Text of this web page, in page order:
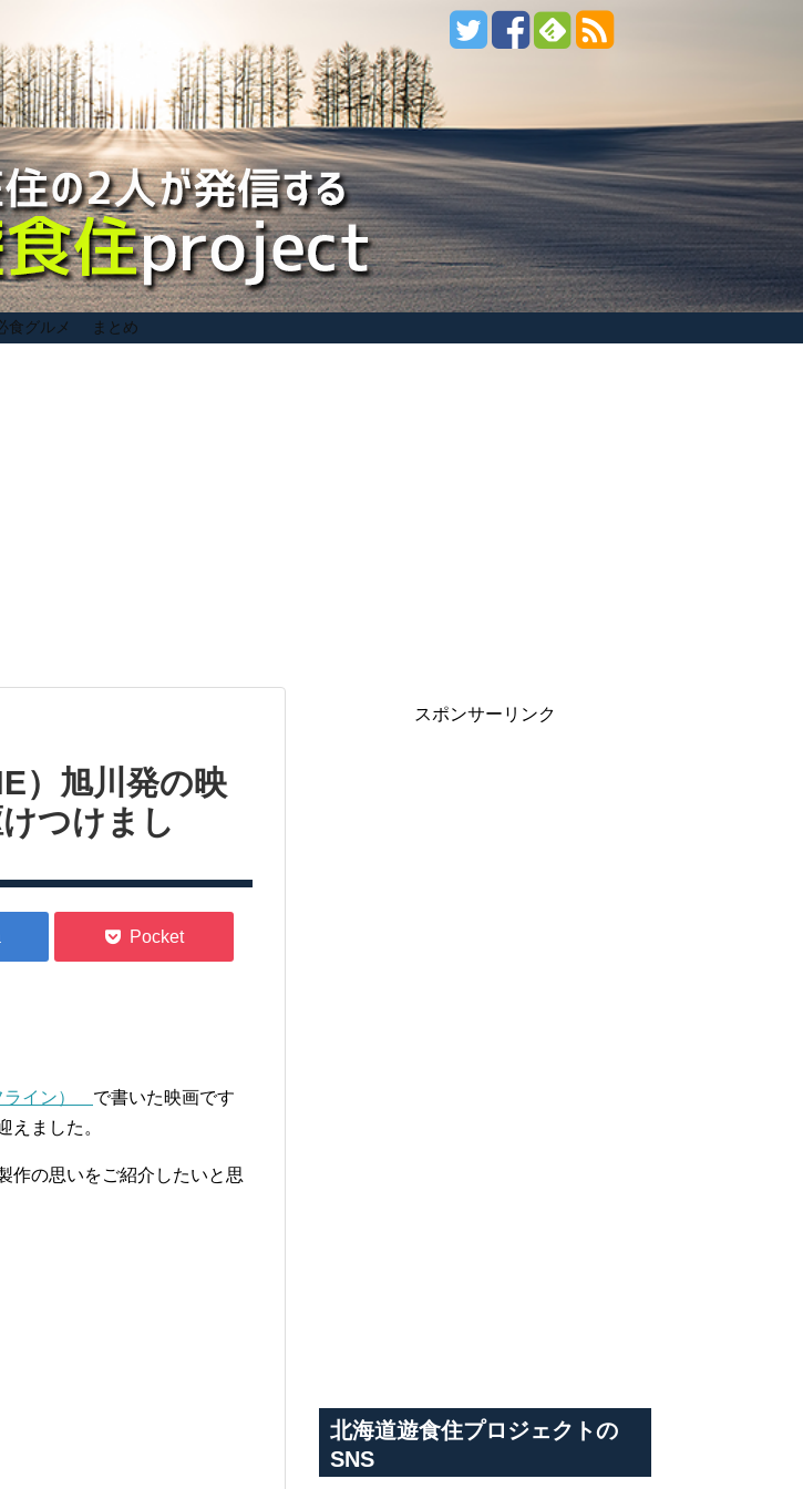
食グルメ まとめ
）旭川発の映
つけまし
ライン） で書いた映画です
えました。
作の思いをご紹介したいと思
スポンサーリンク
北海道遊食住プロジェクトの
SNS